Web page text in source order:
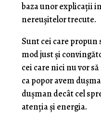
baza unor explicaţii
nereuşitelor trecute.
Sunt cei care
mod just şi
cei care nici nu vor
ca popor avem
duşman decât cel
atenţia şi energia.